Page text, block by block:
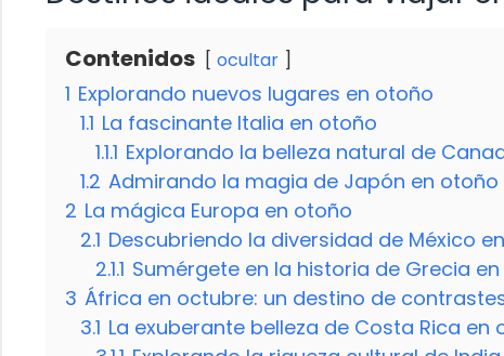
Contenidos ocultar
1 Explorando nuevos lugares en otoño
1.1 La fascinante Italia en otoño
1.1.1 Explorando la belleza natural de
1.2 Admirando la magia de Japón en otoño
2 La mágica Europa en otoño
2.1 Descubriendo la diversidad de México
2.1.1 Sumérgete en la historia de Grecia
3 África en octubre: un destino de
3.1 La exuberante belleza de Costa Rica en